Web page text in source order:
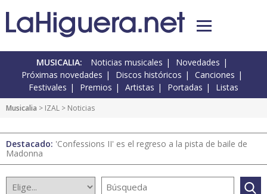
MUSICALIA: Noticias musicales
Novedades
Próximas novedades
Discos históricos
Canciones
Festivales
Premios Artistas Portadas Listas
Musicalia > IZAL > Noticias
Destacado: 'Confessions II' es el regreso a la pista de baile de
Madonna